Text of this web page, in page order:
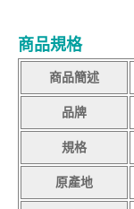
商品規格
商品簡述
品牌
規格
原產地